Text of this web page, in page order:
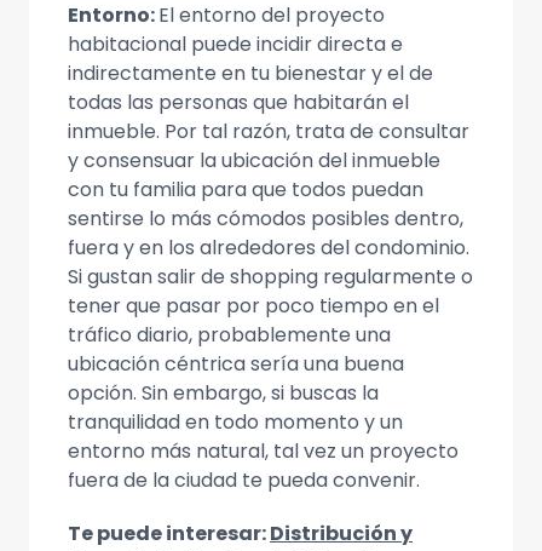
Entorno:El entorno del proyecto
habitacional puede incidir directa e
indirectamente en tu bienestar y el de
todas las personas que habitarán el
inmueble. Por tal razón, trata de consultar
y consensuar la ubicación del inmueble
con tu familia para que todos puedan
sentirse lo más cómodos posibles dentro,
fuera y en los alrededores del condominio.
Si gustan salir de shopping regularmente o
tener que pasar por poco tiempo en el
tráfico diario, probablemente una
ubicación céntrica sería una buena
opción. Sin embargo, si buscas la
tranquilidad en todo momento y un
entorno más natural, tal vez un proyecto
fuera de la ciudad te pueda convenir.
Te puede interesar:Distribución y